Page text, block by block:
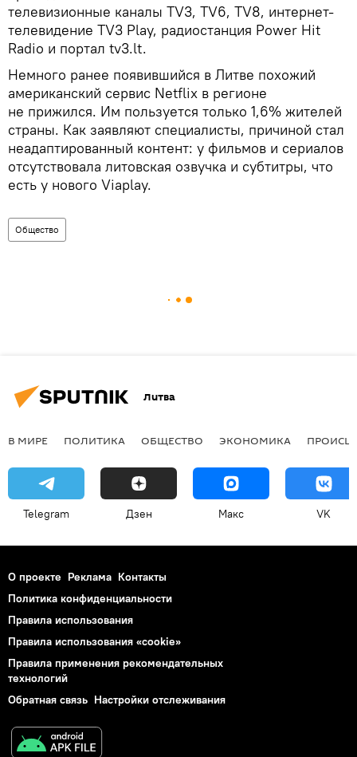
телевизионные каналы TV3, TV6, TV8, интернет-
телевидение TV3 Play, радиостанция Power Hit
Radio и портал tv3.lt.
Немного ранее появившийся в Литве похожий
американский сервис Netflix в регионе
не прижился. Им пользуется только 1,6% жителей
страны. Как заявляют специалисты, причиной стал
неадаптированный контент: у фильмов и сериалов
отсутствовала литовская озвучка и субтитры, что
есть у нового Viaplay.
Общество
Литва
В МИРЕ ПОЛИТИКА ОБЩЕСТВО ЭКОНОМИКА
Telegram Дзен Макс VK
О проекте Реклама Контакты
Политика конфиденциальности
Правила использования
Правила использования «cookie»
Правила применения рекомендательных
технологий
Обратная связь Настройки отслеживания